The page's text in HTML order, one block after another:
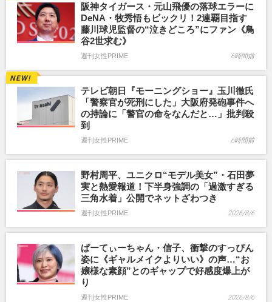
阪神タイガース・元山飛優の落球エラーに
DeNA・牧秀悟もビックリ！2連覇目指す
藤川球児監督の“泣きどころ”にファン《鳥
谷2世求む》
週刊女性PRIME 6時間前
テレビ朝日『モーニングショー』玉川徹氏
「警察官が死刑にした」大阪府発砲事件へ
の持論に「警官の命をなんだと…」批判殺
到
週刊女性PRIME 6時間前
野村周平、ユニクロ“モデル美女”・石田夢
実と熱愛報道！下半身強調の「過激すぎる
三角水着」公開でネットざわつき
週刊女性PRIME 2026/8/6
ぱーてぃーちゃん・信子、衝撃のすっぴん
姿に《ギャルメイクよりいい》の声…“お
嬢様な素顔”とのギャップで好感度爆上が
り
週刊女性PRIME 2026/8/6